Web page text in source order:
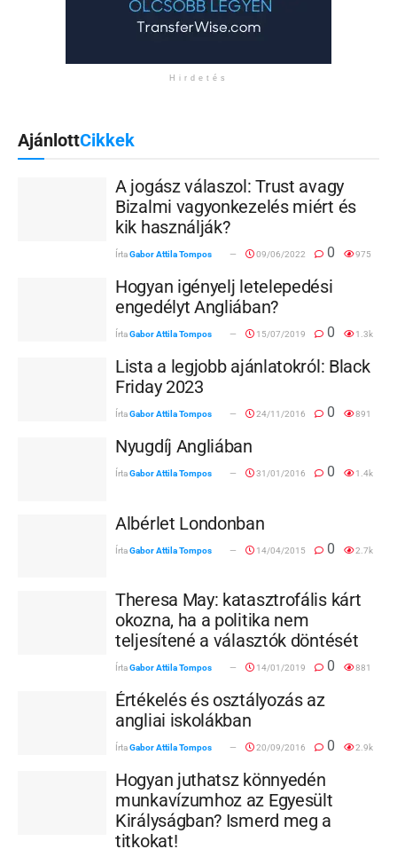
Hirdetés
AjánlottCikkek
A jogász válaszol: Trust avagy
Bizalmi vagyonkezelés miért és
kik használják?
ÍrtaGabor Attila Tompos 09/06/2022 0 975
Hogyan igényelj letelepedési
engedélyt Angliában?
ÍrtaGabor Attila Tompos 15/07/2019 0 1.3k
Lista a legjobb ajánlatokról: Black
Friday 2023
ÍrtaGabor Attila Tompos 24/11/2016 0 891
Nyugdíj Angliában
ÍrtaGabor Attila Tompos 31/01/2016 0 1.4k
Albérlet Londonban
ÍrtaGabor Attila Tompos 14/04/2015 0 2.7k
Theresa May: katasztrofális kárt
okozna, ha a politika nem
teljesítené a választók döntését
ÍrtaGabor Attila Tompos 14/01/2019 0 881
Értékelés és osztályozás az
angliai iskolákban
ÍrtaGabor Attila Tompos 20/09/2016 0 2.9k
Hogyan juthatsz könnyedén
munkavízumhoz az Egyesült
Királyságban? Ismerd meg a
titkokat!